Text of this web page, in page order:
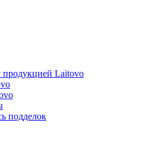
продукцией Laitovo
подделок